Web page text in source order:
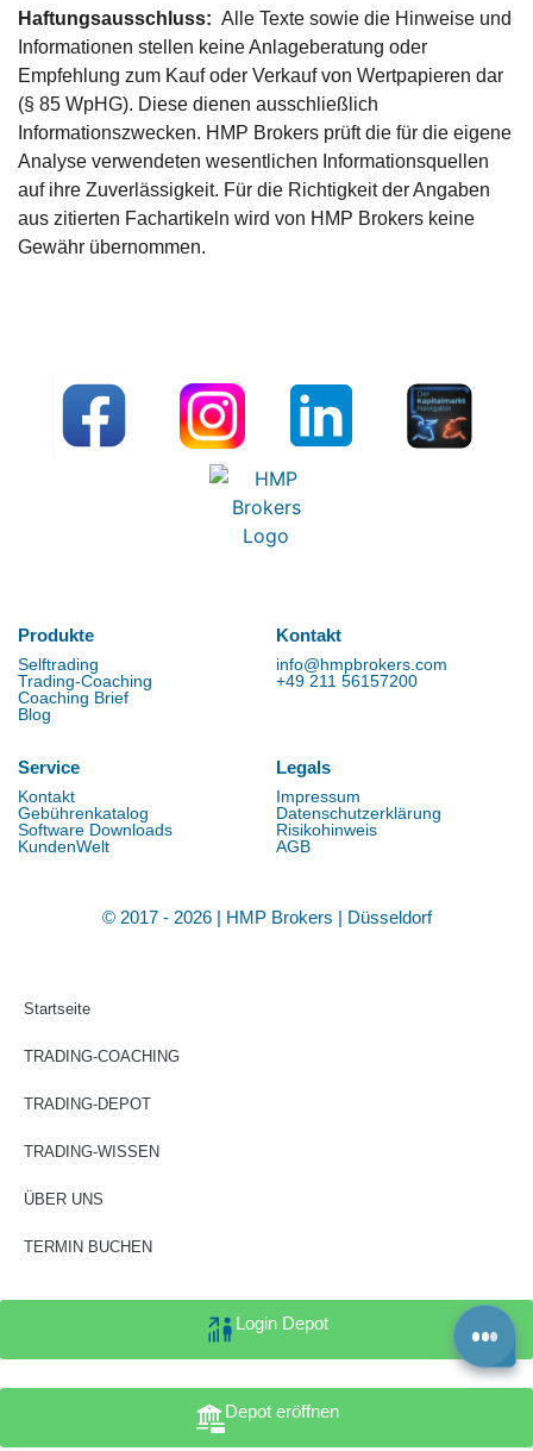
Haftungsausschluss: Alle Texte sowie die Hinweise und
Informationen stellen keine Anlageberatung oder
Empfehlung zum Kauf oder Verkauf von Wertpapieren dar
(§ 85 WpHG). Diese dienen ausschließlich
Informationszwecken. HMP Brokers prüft die für die eigene
Analyse verwendeten wesentlichen Informationsquellen
auf ihre Zuverlässigkeit. Für die Richtigkeit der Angaben
aus zitierten Fachartikeln wird von HMP Brokers keine
Gewähr übernommen.
Produkte
Selftrading
Trading-Coaching
Coaching Brief
Blog
Service
Kontakt
Gebührenkatalog
Software Downloads
KundenWelt
Legals
Impressum
Datenschutzerklärung
Risikohinweis
AGB
Kontakt
info@hmpbrokers.com
+49 211 56157200
© 2017 - 2026 | HMP Brokers | Düsseldorf
Startseite
TRADING-COACHING
TRADING-DEPOT
TRADING-WISSEN
ÜBER UNS
TERMIN BUCHEN
Login Depot
Depot eröffnen